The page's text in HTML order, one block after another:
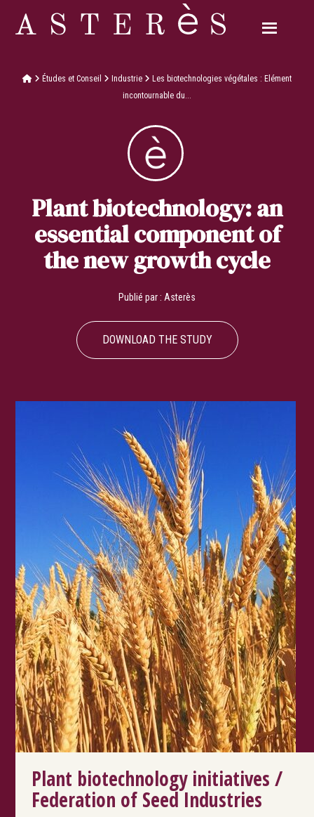
Études et Conseil Industrie
Les biotechnologies végétales : Elément
incontournable du...
Plant biotechnology: an
essential component of
the new growth cycle
Publié par : Asterès
DOWNLOAD THE STUDY
Plant biotechnology initiatives /
Federation of Seed Industries